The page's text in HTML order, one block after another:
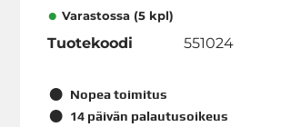
Varastossa (5 kpl)
Tuotekoodi 551024
Nopea toimitus
14 päivän palautusoikeus